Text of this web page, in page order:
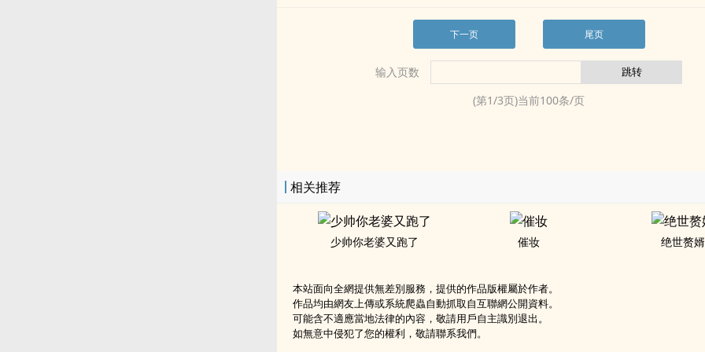
下一页 尾页
输入页数
(第1/3页)当前100条/页
相关推荐
少帅你老婆又跑了 催妆 绝世赘婿
本站面向全網提供無差別服務，提供的作品版權屬於作者。
作品均由網友上傳或系統爬蟲自動抓取自互聯網公開資料。
可能含不適應當地法律的內容，敬請用戶自主識別退出。
如無意中侵犯了您的權利，敬請聯系我們。